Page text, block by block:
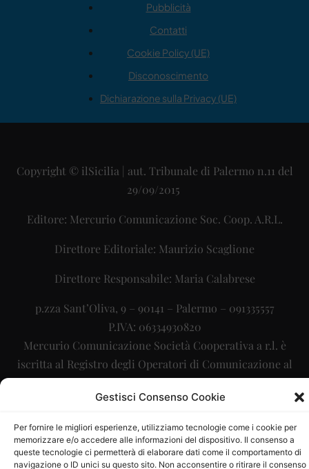
Gestisci Consenso Cookie
Per fornire le migliori esperienze, utilizziamo tecnologie come i cookie per
memorizzare e/o accedere alle informazioni del dispositivo. Il consenso a
queste tecnologie ci permetterà di elaborare dati come il comportamento di
navigazione o ID unici su questo sito. Non acconsentire o ritirare il consenso
Pubblicità
Contatti
Cookie Policy (UE)
Disconoscimento
Dichiarazione sulla Privacy (UE)
Copyright © ilSicilia | aut. Tribunale di Palermo n.11 del
29/09/2015
Editore: Mercurio Comunicazione Soc. Coop. A.R.L.
Direttore Editoriale: Maurizio Scaglione
Direttore Responsabile: Maria Calabrese
p.zza Sant’Oliva, 9 – 90141 – Palermo – 091335557
P.IVA: 06334930820
Mercurio Comunicazione Società Cooperativa a r.l. è
iscritta al Registro degli Operatori di Comunicazione al
numero 26988